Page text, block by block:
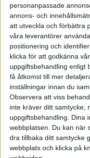
personanpassade
annons- och
att utveckla och förbättra
våra leverantörer
positionering och
klicka för att godkänna
uppgiftsbehandling enligt
få åtkomst till mer
inställningar innan du
Observera att viss
inte kräver ditt samtycke,
uppgiftsbehandling. Dina
webbplatsen. Du kan när
dra tillbaka ditt samtycke
webbplats och klicka på
Hej
Vi har ett AB som
nyligen gjort ett
uteslutande ska
privat. Bilen köptes
har erlagt 23000 kr
kan utnyttja
betala av bilen med
Avbetalningsplanen
Nu hoppas jag på